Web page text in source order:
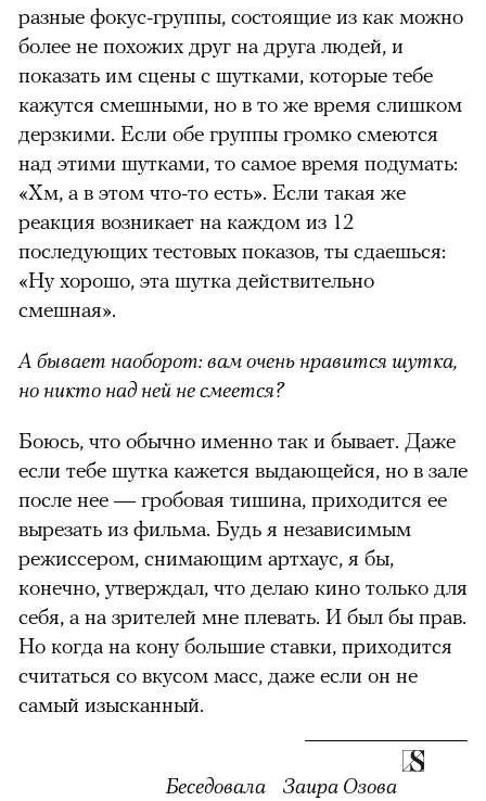
разные фокус-группы, состоящие из как можно
более не похожих друг на друга людей, и
показать им сцены с шутками, которые тебе
кажутся смешными, но в то же время слишком
дерзкими. Если обе группы громко смеются
над этими шутками, то самое время подумать:
«Хм, а в этом что-то есть». Если такая же
реакция возникает на каждом из 12
последующих тестовых показов, ты сдаешься:
«Ну хорошо, эта шутка действительно
смешная».
А бывает наоборот: вам очень нравится шутка,
но никто над ней не смеется?
Боюсь, что обычно именно так и бывает. Даже
если тебе шутка кажется выдающейся, но в зале
после нее — гробовая тишина, приходится ее
вырезать из фильма. Будь я независимым
режиссером, снимающим артхаус, я бы,
конечно, утверждал, что делаю кино только для
себя, а на зрителей мне плевать. И был бы прав.
Но когда на кону большие ставки, приходится
считаться со вкусом масс, даже если он не
самый изысканный.
Беседовала Заира Озова